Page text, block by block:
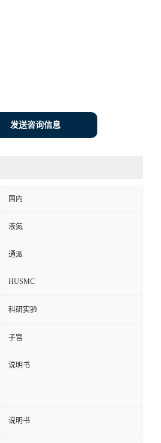
发送咨询信息
国内
液氮
通派
HUSMC
科研实验
子宫
说明书
说明书